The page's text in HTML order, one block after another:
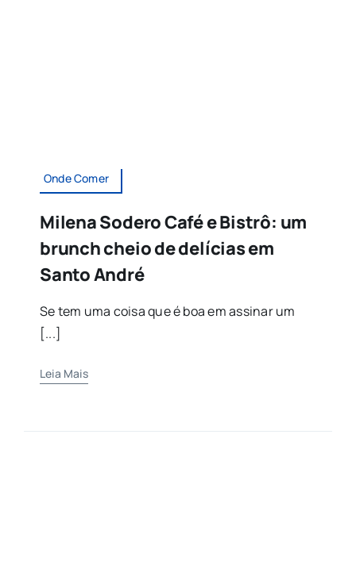
Onde Comer
Milena Sodero Café e Bistrô: um
brunch cheio de delícias em
Santo André
Se tem uma coisa que é boa em assinar um
[...]
Leia Mais